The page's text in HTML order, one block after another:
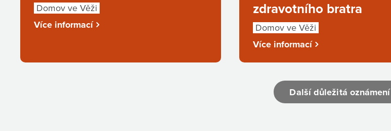
Domov ve Věži
Více informací
zdravotního bratra
Domov ve Věži
Více informací
Další důležitá oznámení